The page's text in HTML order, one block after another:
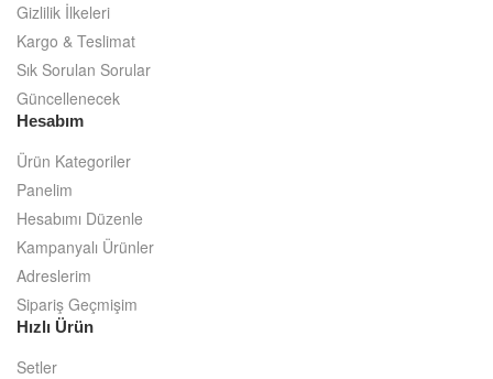
Gizlilik İlkeleri
Kargo & Teslimat
Sık Sorulan Sorular
Güncellenecek
Hesabım
Ürün Kategoriler
Panelim
Hesabımı Düzenle
Kampanyalı Ürünler
Adreslerim
Sipariş Geçmişim
Hızlı Ürün
Setler